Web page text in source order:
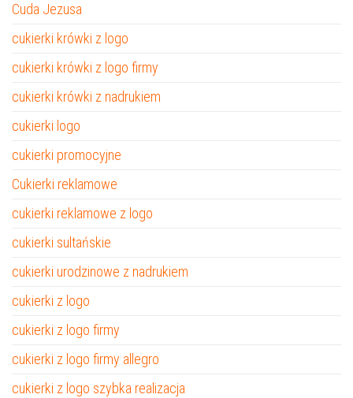
Cuda Jezusa
cukierki krówki z logo
cukierki krówki z logo firmy
cukierki krówki z nadrukiem
cukierki logo
cukierki promocyjne
Cukierki reklamowe
cukierki reklamowe z logo
cukierki sultańskie
cukierki urodzinowe z nadrukiem
cukierki z logo
cukierki z logo firmy
cukierki z logo firmy allegro
cukierki z logo szybka realizacja